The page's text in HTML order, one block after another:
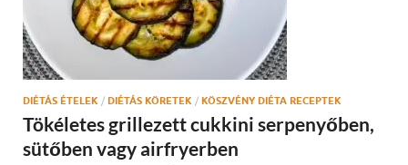
DIÉTÁS ÉTELEK / DIÉTÁS KÖRETEK / KÖSZVÉNY DIÉTA RECEPTEK
Tökéletes grillezett cukkini serpenyőben,
sütőben vagy airfryerben